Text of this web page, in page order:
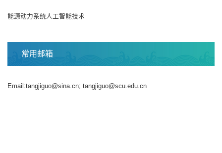
能源动力系统人工智能技术
常用邮箱
Email:tangjiguo@sina.cn; tangjiguo@scu.edu.cn